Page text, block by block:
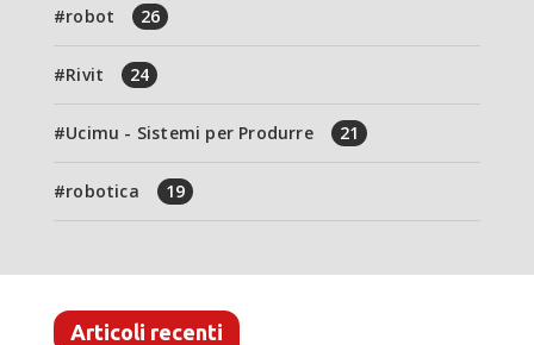
robot 26
Rivit 24
Ucimu - Sistemi per Produrre 21
robotica 19
Articoli recenti